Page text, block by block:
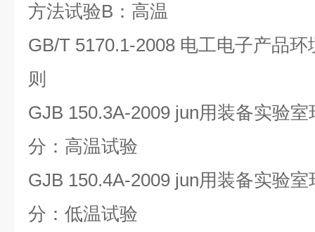
方法试验B：高温
GB/T 5170.1-2008 电工电子产品
则
GJB 150.3A-2009 jun用装备实验
分：高温试验
GJB 150.4A-2009 jun用装备实验
分：低温试验